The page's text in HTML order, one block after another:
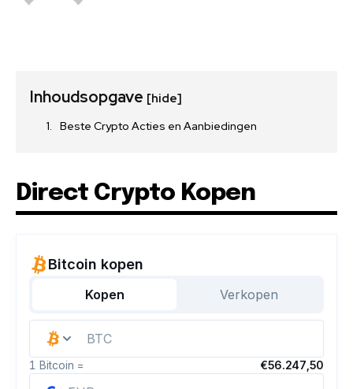
Inhoudsopgave [hide]
Beste Crypto Acties en Aanbiedingen
Direct Crypto Kopen